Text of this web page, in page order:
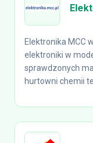
Elektronika MCC
elektroniki w
sprawdzonych
hurtowni chemii